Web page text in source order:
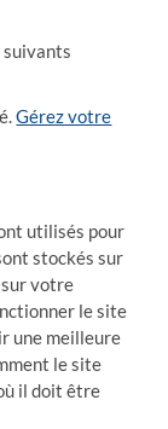
suivants
Gérez votre
utilisés pour
stockés sur
votre
le site
une meilleure
le site
il doit être